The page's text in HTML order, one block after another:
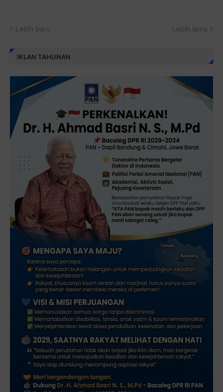
Lebih baru Lebih lama
IKLAN TAHUNAN